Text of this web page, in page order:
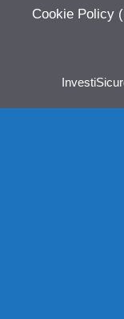
Cookie Policy